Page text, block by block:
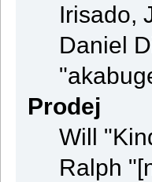
Irisado,
Daniel
Prodej
Will
Ralph